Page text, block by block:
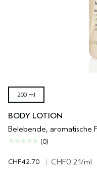
200 ml
BODY LOTION
Belebende, aromatische
(0)
CHF42.70 | CHF0.21/ml